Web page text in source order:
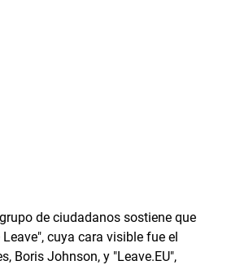
de ciudadanos sostiene que
cuya cara visible fue el
Boris Johnson, y "Leave.EU",